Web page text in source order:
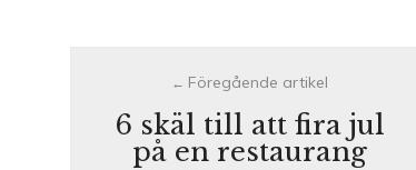
navigation
6 skäl till att fira jul
på en restaurang